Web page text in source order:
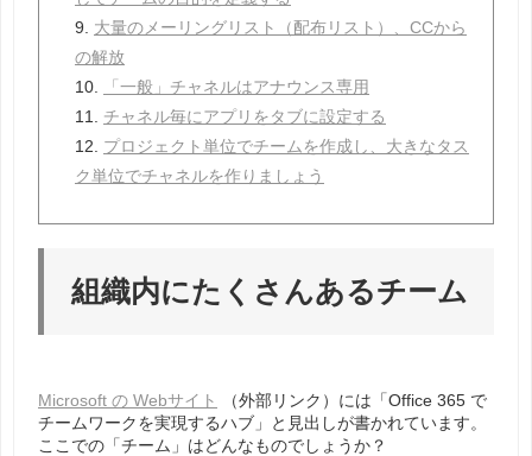
9. 大量のメーリングリスト（配布リスト）、CCから
の解放
10.
「一般」チャネルはアナウンス専用
11. チャネル毎にアプリをタブに設定する
12. プロジェクト単位でチームを作成し、大きなタス
ク単位でチャネルを作りましょう
組織内にたくさんあるチーム
Microsoft の Webサイト
（外部リンク）には「Office 365 で
チームワークを実現するハブ」と見出しが書かれています。
ここでの「チーム」はどんなものでしょうか？